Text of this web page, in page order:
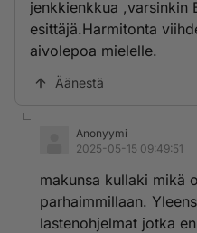
jenkkienkkua ,varsinkin
esittäjä.Harmitonta
aivolepoa mielelle.
Äänestä
Anonyymi
2025-05-15 09:49:51
makunsa kullaki mikä
parhaimmillaan.
lastenohjelmat jotka